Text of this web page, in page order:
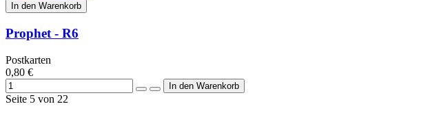
In den Warenkorb
Prophet - R6
Postkarten
0,80 €
Seite 5 von 22